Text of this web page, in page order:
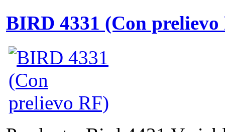
BIRD 4331 (Con prelievo